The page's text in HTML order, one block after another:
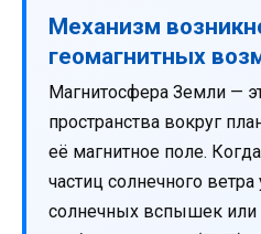
Механизм
геомагнитных
Магнитосфера Земли —
пространства вокруг
её магнитное поле.
частиц солнечного ветра
солнечных вспышек или